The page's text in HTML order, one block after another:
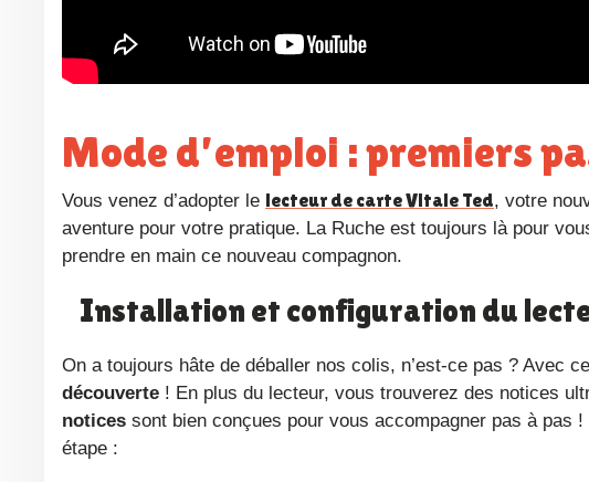
Mode d’emploi : premiers
Vous venez d’adopter le lecteur de carte Vitale Ted, votre
aventure pour votre pratique. La Ruche est toujours là pour
prendre en main ce nouveau compagnon.
Installation et configuration du
On a toujours hâte de déballer nos colis, n’est-ce pas ? Avec
découverte ! En plus du lecteur, vous trouverez des notices
notices sont bien conçues pour vous accompagner pas à pas
étape :